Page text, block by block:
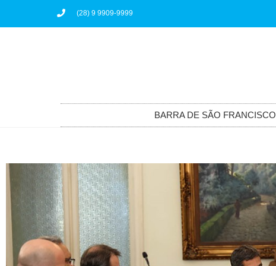
(28) 9 9909-9999
BARRA DE SÃO FRANCISCO